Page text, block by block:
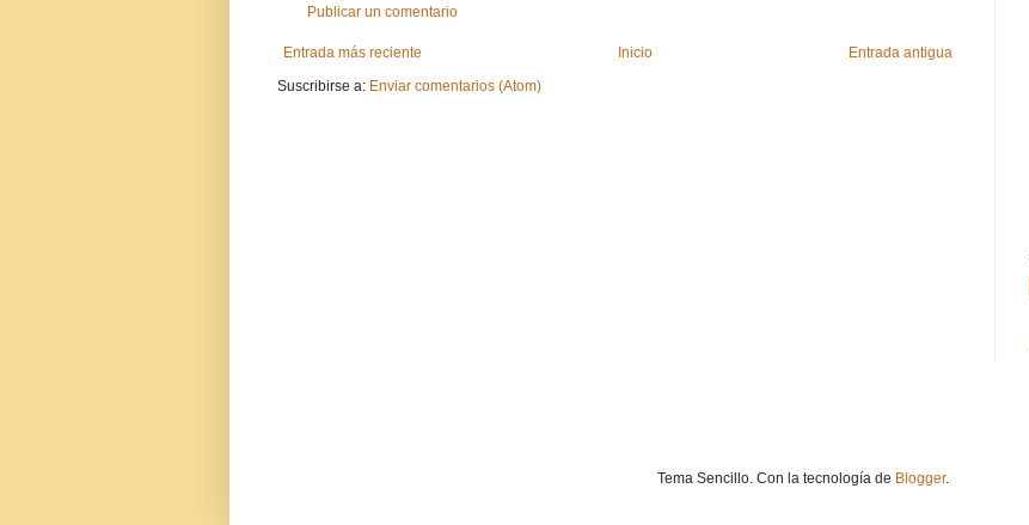
Publicar un comentario
Entrada más reciente Entrada antigua
Inicio
Suscribirse a: Enviar comentarios (Atom)
Tema Sencillo. Con la tecnología de Blogger.